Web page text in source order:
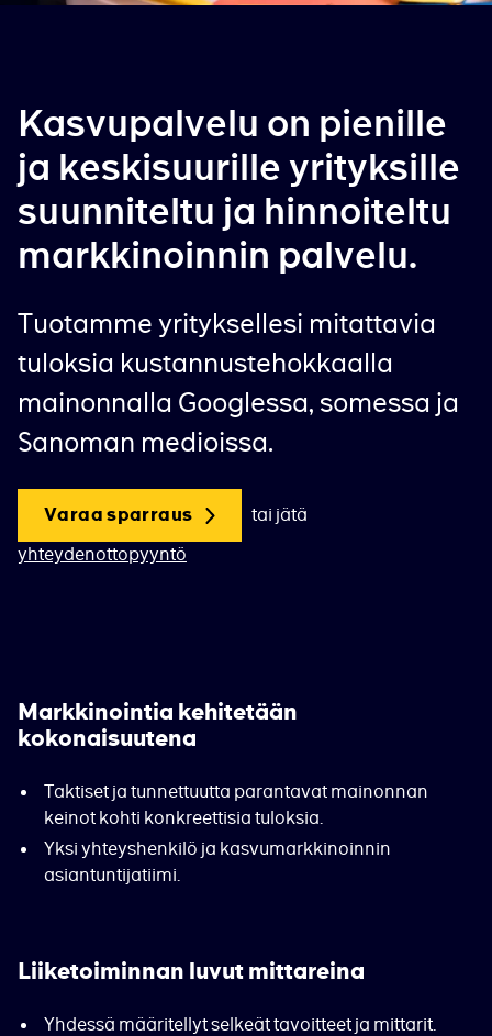
Kasvupalvelu on pienille
ja keskisuurille yrityksille
suunniteltu ja hinnoiteltu
markkinoinnin palvelu.
Tuotamme yrityksellesi mitattavia
tuloksia kustannustehokkaalla
mainonnalla Googlessa, somessa ja
Sanoman medioissa.
Varaa sparraus
tai jätä
yhteydenottopyyntö
Markkinointia kehitetään
kokonaisuutena
Taktiset ja tunnettuutta parantavat mainonnan
keinot kohti konkreettisia tuloksia.
Yksi yhteyshenkilö ja kasvumarkkinoinnin
asiantuntijatiimi.
Liiketoiminnan luvut mittareina
Yhdessä määritellyt selkeät tavoitteet ja mittarit.